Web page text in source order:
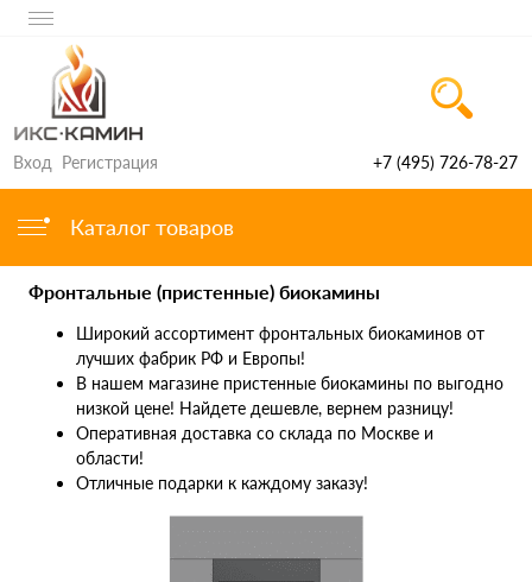
Вход Регистрация +7 (495) 726-78-27
Каталог товаров
Фронтальные (пристенные) биокамины
Широкий ассортимент фронтальных биокаминов от
лучших фабрик РФ и Европы!
В нашем магазине пристенные биокамины по выгодно
низкой цене! Найдете дешевле, вернем разницу!
Оперативная доставка со склада по Москве и
области!
Отличные подарки к каждому заказу!